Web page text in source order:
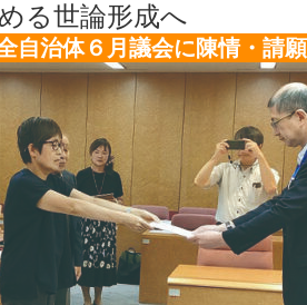
る世論形成へ
自治体６月議会に陳情・請願